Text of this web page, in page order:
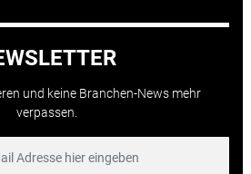
und keine Branchen-News mehr
verpassen.